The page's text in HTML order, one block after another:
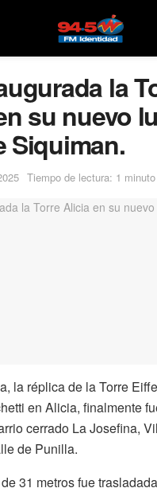
la
su nuevo
Siquiman.
Tiempo de lectura: 1 minuto
la réplica de la Torre
en Alicia, finalmente
cerrado La Josefina,
de Punilla.
31 metros fue